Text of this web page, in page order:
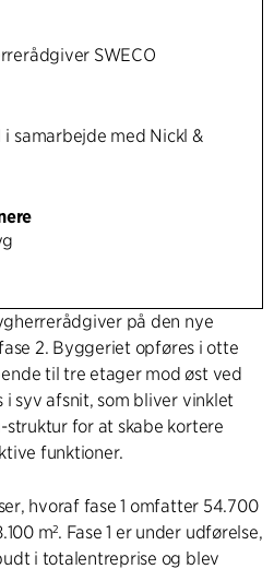
SWECO
samarbejde med Nickl &
på den nye
2. Byggeriet opføres i otte
til tre etager mod øst ved
i syv afsnit, som bliver vinklet
struktur for at skabe kortere
funktioner.
hvoraf fase 1 omfatter 54.700
m². Fase 1 er under udførelse,
i totalentreprise og blev